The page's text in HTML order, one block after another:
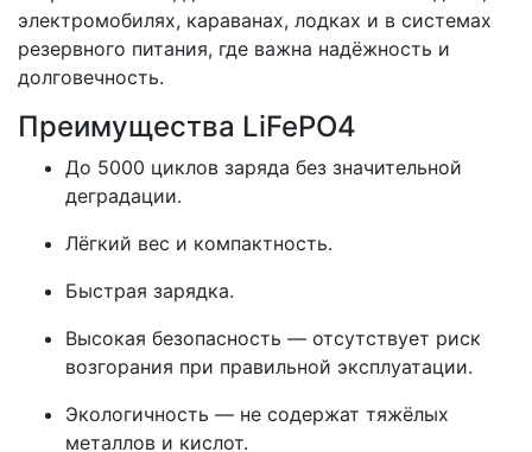
электромобилях, караванах, лодках и в системах
резервного питания, где важна надёжность и
долговечность.
Преимущества LiFePO4
До 5000 циклов заряда без значительной
деградации.
Лёгкий вес и компактность.
Быстрая зарядка.
Высокая безопасность — отсутствует риск
возгорания при правильной эксплуатации.
Экологичность — не содержат тяжёлых
металлов и кислот.